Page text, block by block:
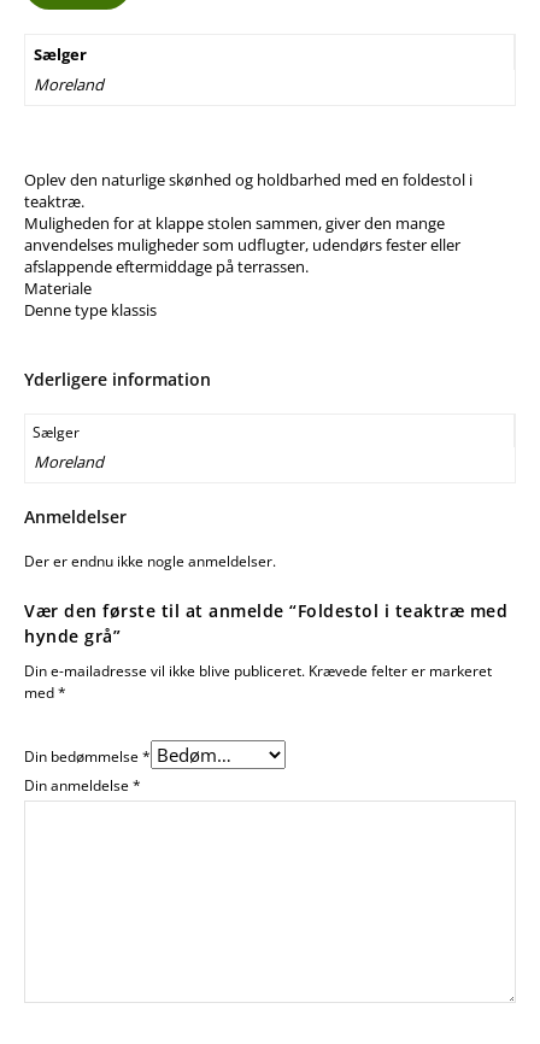
Sælger
Moreland
Oplev den naturlige skønhed og holdbarhed med en foldestol i
teaktræ.
Muligheden for at klappe stolen sammen, giver den mange
anvendelses muligheder som udflugter, udendørs fester eller
afslappende eftermiddage på terrassen.
Materiale
Denne type klassis
Yderligere information
Sælger
Moreland
Anmeldelser
Der er endnu ikke nogle anmeldelser.
Vær den første til at anmelde “Foldestol i teaktræ med
hynde grå”
Din e-mailadresse vil ikke blive publiceret. Krævede felter er markeret
med*
Din bedømmelse*
Din anmeldelse*